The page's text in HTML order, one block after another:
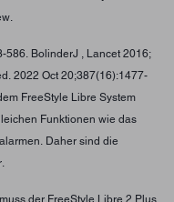
586. BolinderJ , Lancet 2016;
2022 Oct 20;387(16):1477-
FreeStyle Libre System
Funktionen wie das
Daher sind die
der FreeStyle Libre 2 Plus